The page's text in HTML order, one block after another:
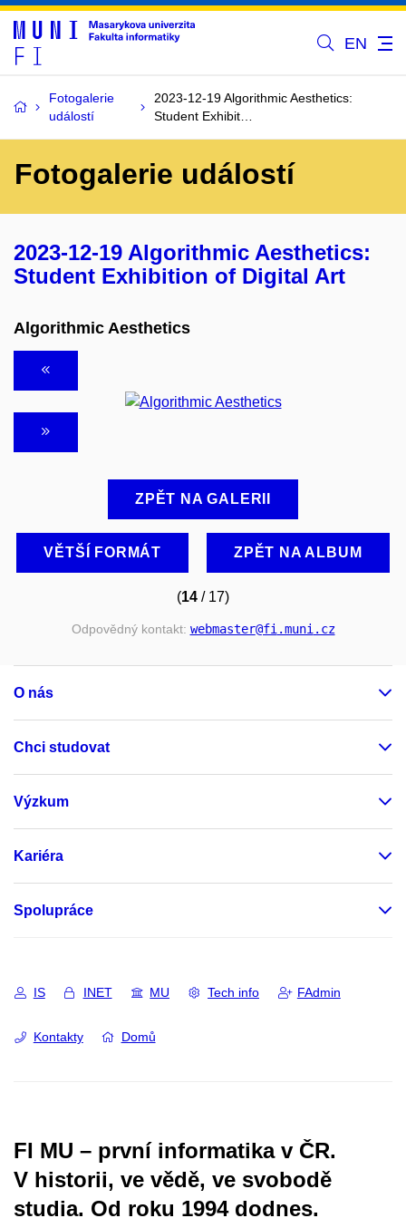
EN
Fotogalerie
událostí
2023-12-19 Algorithmic Aesthetics:
Student Exhibit…
Fotogalerie událostí
2023-12-19 Algorithmic Aesthetics:
Student Exhibition of Digital Art
Algorithmic Aesthetics
ZPĚT NA GALERII
VĚTŠÍ FORMÁT ZPĚT NA ALBUM
(14 / 17)
Odpovědný kontakt: webmaster@fi.muni.cz
O nás
Chci studovat
Výzkum
Kariéra
Spolupráce
IS INET MU Tech info FAdmin
Kontakty Domů
FI MU – první informatika v ČR.
V historii, ve vědě, ve svobodě
studia. Od roku 1994 dodnes.